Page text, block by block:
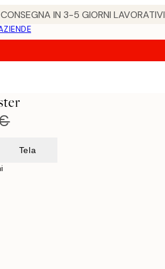
IN 3-5 GIORNI LAVORATIVI
Tela